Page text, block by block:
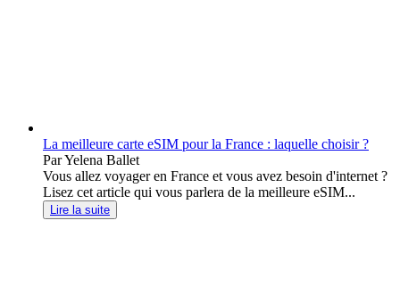
La meilleure carte eSIM pour la France : laquelle choisir ?
Par Yelena Ballet
Vous allez voyager en France et vous avez besoin d'internet ?
Lisez cet article qui vous parlera de la meilleure eSIM...
Lire la suite